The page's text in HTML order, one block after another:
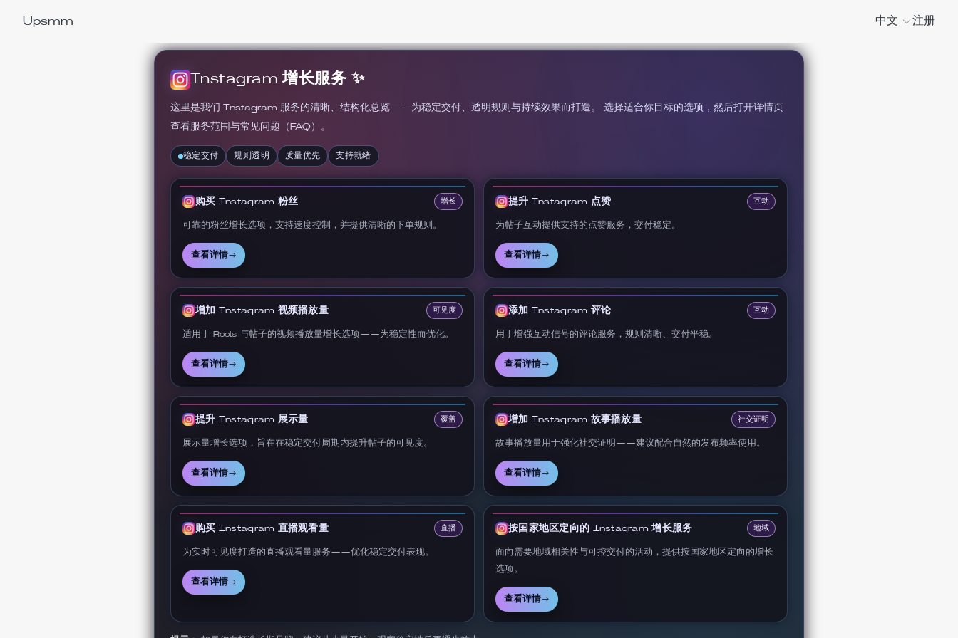
Upsmm 中文 注册
Instagram 增长服务 ✨
这里是我们 Instagram 服务的清晰、结构化总览——为稳定交付、透明规则与持续效果而打造。 选择适合你目标的选项，然后打开详情页
查看服务范围与常见问题（FAQ）。
稳定交付 规则透明 质量优先 支持就绪
购买 Instagram 粉丝 增长
可靠的粉丝增长选项，支持速度控制，并提供清晰的下单规则。
查看详情→
提升 Instagram 点赞 互动
为帖子互动提供支持的点赞服务，交付稳定。
查看详情→
增加 Instagram 视频播放量 可见度
适用于 Reels 与帖子的视频播放量增长选项——为稳定性而优化。
查看详情→
添加 Instagram 评论 互动
用于增强互动信号的评论服务，规则清晰、交付平稳。
查看详情→
提升 Instagram 展示量 覆盖
展示量增长选项，旨在在稳定交付周期内提升帖子的可见度。
查看详情→
增加 Instagram 故事播放量 社交证明
故事播放量用于强化社交证明——建议配合自然的发布频率使用。
查看详情→
购买 Instagram 直播观看量 直播
为实时可见度打造的直播观看量服务——优化稳定交付表现。
查看详情→
按国家地区定向的 Instagram 增长服务 地域
面向需要地域相关性与可控交付的活动，提供按国家地区定向的增长
选项。
查看详情→